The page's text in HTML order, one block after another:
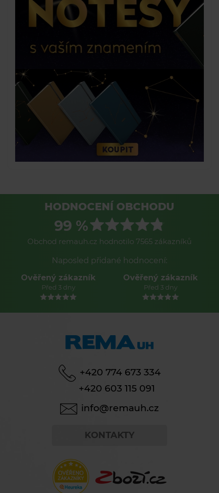
HODNOCENÍ OBCHODU
99 %
Obchod remauh.cz hodnotilo 7565 zákazníků
Naposled přidané hodnocení:
Ověřený zákazník
Před 3 dny
Ověřený zákazník
Před 3 dny
+420 774 673 334
+420 603 115 091
info@remauh.cz
KONTAKTY